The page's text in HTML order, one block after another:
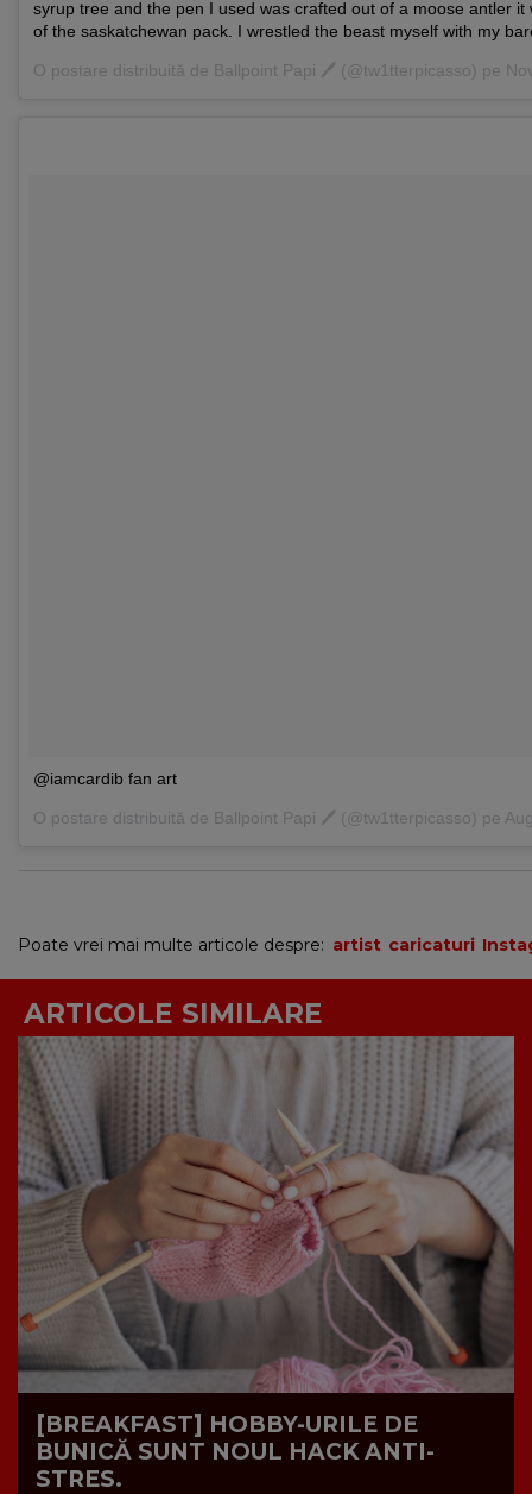
syrup tree and the pen I used was crafted out of a moose antler it
of the saskatchewan pack. I wrestled the beast myself with my
O postare distribuită de Ballpoint Papi 🖊 (@tw1tterpicasso) pe
@iamcardib fan art
O postare distribuită de Ballpoint Papi 🖊 (@tw1tterpicasso) pe
Poate vrei mai multe articole despre: artist caricaturi
ARTICOLE SIMILARE
[BREAKFAST] HOBBY-URILE DE
BUNICĂ SUNT NOUL HACK ANTI-
STRES.